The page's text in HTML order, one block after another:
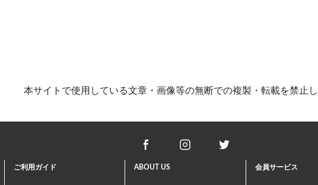
本サイトで使用している文章・画像等の無断での複製・転載を禁止
ご利用ガイド ABOUT US 会員サービス